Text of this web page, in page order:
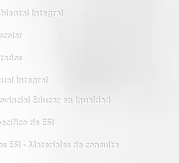
Integral
Integral
Educar en Igualdad
de ESI
ESI - Materiales de consulta